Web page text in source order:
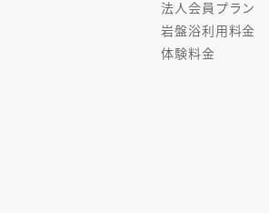
法人会員プラン
岩盤浴利用料金
体験料金